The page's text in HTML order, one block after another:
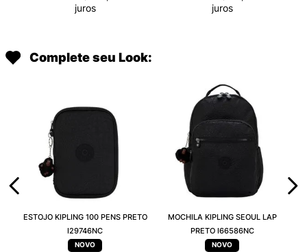
juros
juros
Complete seu Look:
ESTOJO KIPLING 100 PENS PRETO
I29746NC
MOCHILA KIPLING SEOUL LAP
PRETO I66586NC